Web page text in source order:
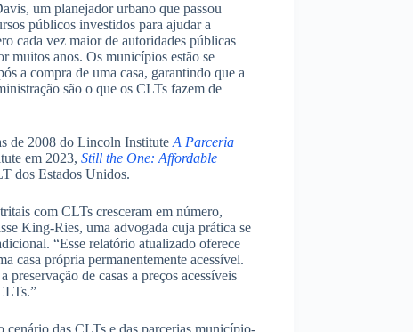
um planejador urbano que passou
públicos investidos para ajudar a
cada vez maior de autoridades públicas
muitos anos. Os municípios estão se
a compra de uma casa, garantindo que a
são o que os CLTs fazem de
de 2008 do Lincoln Institute A Parceria
em 2023, Still the One: Affordable
dos Estados Unidos.
com CLTs cresceram em número,
King-Ries, uma advogada cuja prática se
“Esse relatório atualizado oferece
casa própria permanentemente acessível.
de casas a preços acessíveis
cenário das CLTs e das parcerias município-